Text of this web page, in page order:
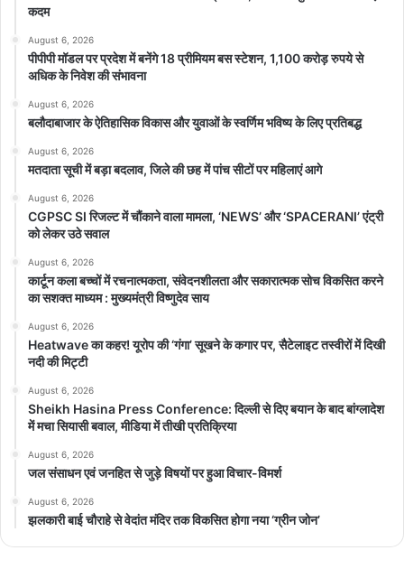
प्रदेश में आने जा रही है. प्रदेश में कांग्रेस की सरकार बनने जा रही है.
कदम
August 6, 2026
पीपीपी मॉडल पर प्रदेश में बनेंगे 18 प्रीमियम बस स्टेशन, 1,100 करोड़ रुपये से
अधिक के निवेश की संभावना
August 6, 2026
बलौदाबाजार के ऐतिहासिक विकास और युवाओं के स्वर्णिम भविष्य के लिए प्रतिबद्ध
August 6, 2026
मतदाता सूची में बड़ा बदलाव, जिले की छह में पांच सीटों पर महिलाएं आगे
August 6, 2026
CGPSC SI रिजल्ट में चौंकाने वाला मामला, ‘NEWS’ और ‘SPACERANI’ एंट्री
को लेकर उठे सवाल
August 6, 2026
कार्टून कला बच्चों में रचनात्मकता, संवेदनशीलता और सकारात्मक सोच विकसित करने
का सशक्त माध्यम : मुख्यमंत्री विष्णुदेव साय
August 6, 2026
Heatwave का कहर! यूरोप की ‘गंगा’ सूखने के कगार पर, सैटेलाइट तस्वीरों में दिखी
नदी की मिट्टी
August 6, 2026
Sheikh Hasina Press Conference: दिल्ली से दिए बयान के बाद बांग्लादेश
में मचा सियासी बवाल, मीडिया में तीखी प्रतिक्रिया
August 6, 2026
जल संसाधन एवं जनहित से जुड़े विषयों पर हुआ विचार-विमर्श
August 6, 2026
झलकारी बाई चौराहे से वेदांत मंदिर तक विकसित होगा नया ‘ग्रीन जोन’